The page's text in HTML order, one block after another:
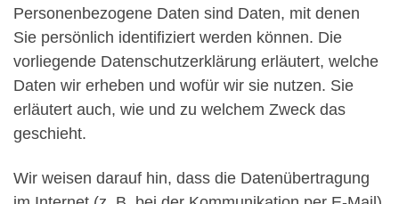
Personenbezogene Daten sind Daten, mit denen
Sie persönlich identifiziert werden können. Die
vorliegende Datenschutzerklärung erläutert, welche
Daten wir erheben und wofür wir sie nutzen. Sie
erläutert auch, wie und zu welchem Zweck das
geschieht.
Wir weisen darauf hin, dass die Datenübertragung